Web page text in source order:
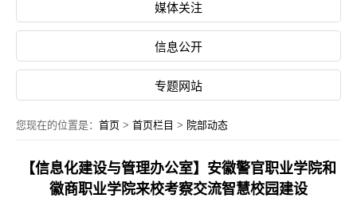
媒体关注
信息公开
专题网站
您现在的位置是： 首页 > 首页栏目 > 院部动态
【信息化建设与管理办公室】安徽警官职业学院和
徽商职业学院来校考察交流智慧校园建设